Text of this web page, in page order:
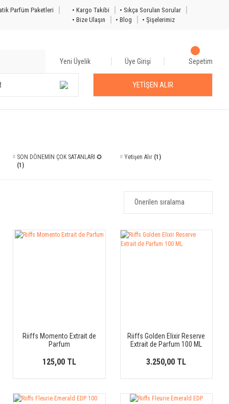
Parfüm Paketleri
• Kargo Takibi
• Sıkça Sorulan Sorular
• Bize Ulaşın
• Blog
• Şişelerimiz
Yeni Üyelik Üye Girişi Sepetim
YETİŞEN ALIR
SON DÖNEMİN ÇOK SATANLARI ✪
(1)
Yetişen Alır (1)
Riiffs Momento Extrait de
Parfum
125,00 TL
Riiffs Golden Elixir Reserve
Extrait de Parfum 100 ML
3.250,00 TL